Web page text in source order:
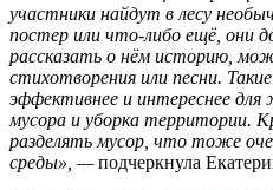
участники найдут в лесу
постер или что-либо ещё, они
рассказать о нём историю,
стихотворения или песни.
эффективнее и интереснее
мусора и уборка территории.
разделять мусор, что тоже
среды», —подчеркнула